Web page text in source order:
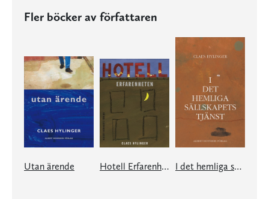
Fler böcker av författaren
Utan ärende Hotell Erfarenheten I det hemliga sällskapets tjänst